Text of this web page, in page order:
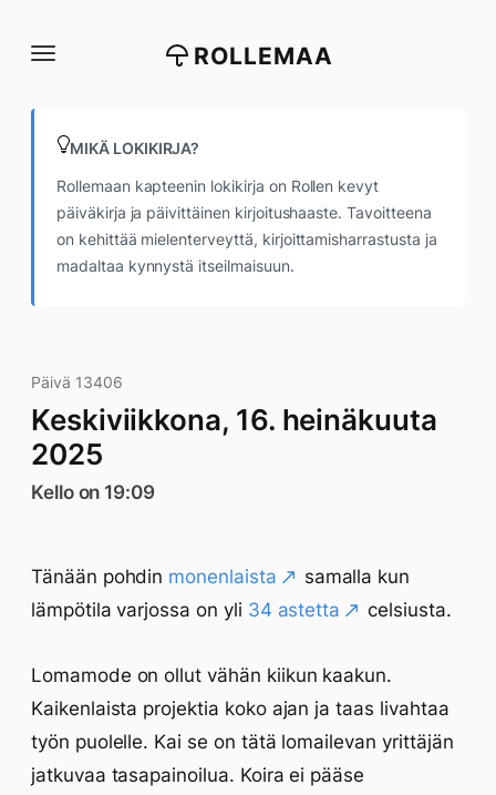
suoraan
ROLLEMAA
MIKÄ LOKIKIRJA?
Rollemaan kapteenin lokikirja on Rollen kevyt
päiväkirja ja päivittäinen kirjoitushaaste. Tavoitteena
on kehittää mielenterveyttä, kirjoittamisharrastusta ja
madaltaa kynnystä itseilmaisuun.
Päivä 13406
Keskiviikkona, 16. heinäkuuta
2025
Kello on 19:09
Tänään pohdin monenlaista
samalla kun
lämpötila varjossa on yli 34 astetta celsiusta.
Lomamode on ollut vähän kiikun kaakun.
Kaikenlaista projektia koko ajan ja taas livahtaa
työn puolelle. Kai se on tätä lomailevan yrittäjän
jatkuvaa tasapainoilua. Koira ei pääse